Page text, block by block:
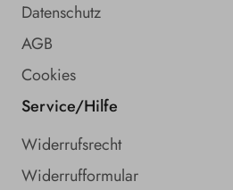
Datenschutz
AGB
Cookies
Service/Hilfe
Widerrufsrecht
Widerrufformular